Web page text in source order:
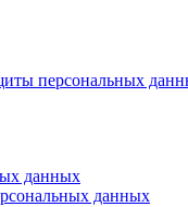
персональных
данных
данных